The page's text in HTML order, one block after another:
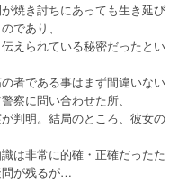
焼き討ちにあっても生き延び
であり、
えられている秘密だったとい
者である事はまず間違いない
察に問い合わせた所、
判明。結局のところ、彼女の
は非常に的確・正確だったた
問が残るが…